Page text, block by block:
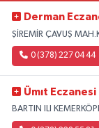
Derman
ŞİREMİR ÇAVUŞ
0 (378) 227 04 44
Ümıt Eczanesi
BARTIN ILI